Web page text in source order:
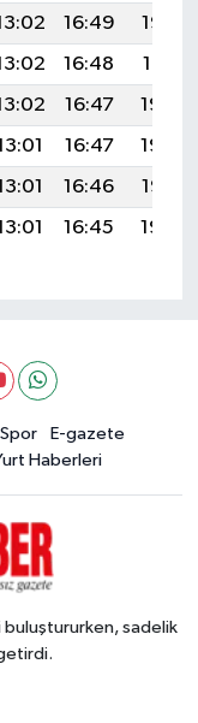
16:49
19:53
16:48
19:51
16:47
19:50
16:47
19:48
16:46
19:47
16:45 19:45
Spor
E-gazete
Haberleri
buluştururken, sadelik